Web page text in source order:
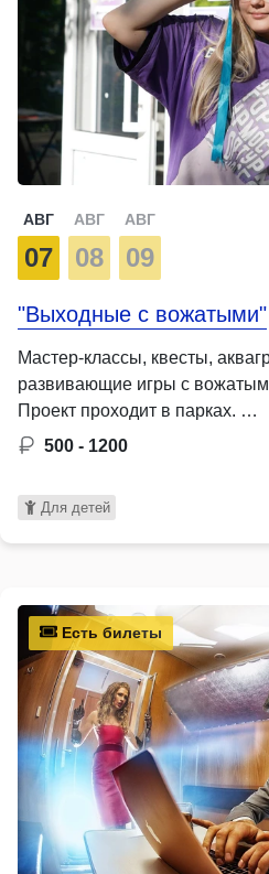
АВГ
07
АВГ
08
АВГ
09
"Выходные с вожатыми"
Мастер-классы, квесты,
развивающие игры с
Проект проходит в парках. …
500 - 1200
Для детей
Есть билеты